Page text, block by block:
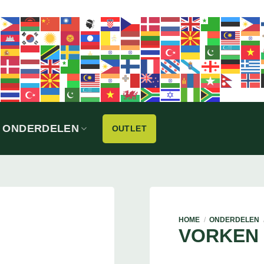
ONDERDELEN OUTLET
HOME / ONDERDELEN